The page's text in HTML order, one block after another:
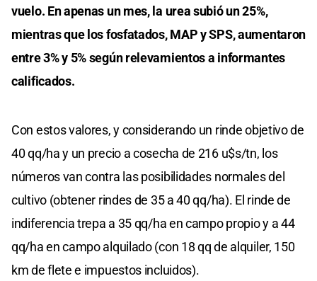
vuelo. En apenas un mes, la urea subió un 25%,
mientras que los fosfatados, MAP y SPS, aumentaron
entre 3% y 5% según relevamientos a informantes
calificados.
Con estos valores, y considerando un rinde objetivo de
40 qq/ha y un precio a cosecha de 216 u$s/tn, los
números van contra las posibilidades normales del
cultivo (obtener rindes de 35 a 40 qq/ha). El rinde de
indiferencia trepa a 35 qq/ha en campo propio y a 44
qq/ha en campo alquilado (con 18 qq de alquiler, 150
km de flete e impuestos incluidos).